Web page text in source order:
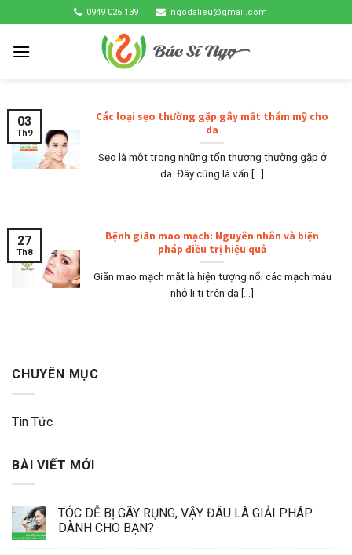
to
content
0949 026 139 ngodalieu@gmail.com
Các loại sẹo thường gặp gây mất thẩm mỹ cho
da
Sẹo là một trong những tổn thương thường gặp ở
da. Đây cũng là vấn [...]
03
Th9
Bệnh giãn mao mạch: Nguyên nhân và biện
pháp điều trị hiệu quả
Giãn mao mạch mặt là hiện tượng nổi các mạch máu
nhỏ li ti trên da [...]
27
Th8
CHUYÊN MỤC
Tin Tức
BÀI VIẾT MỚI
TÓC DỄ BỊ GÃY RỤNG, VẬY ĐÂU LÀ GIẢI PHÁP
DÀNH CHO BẠN?